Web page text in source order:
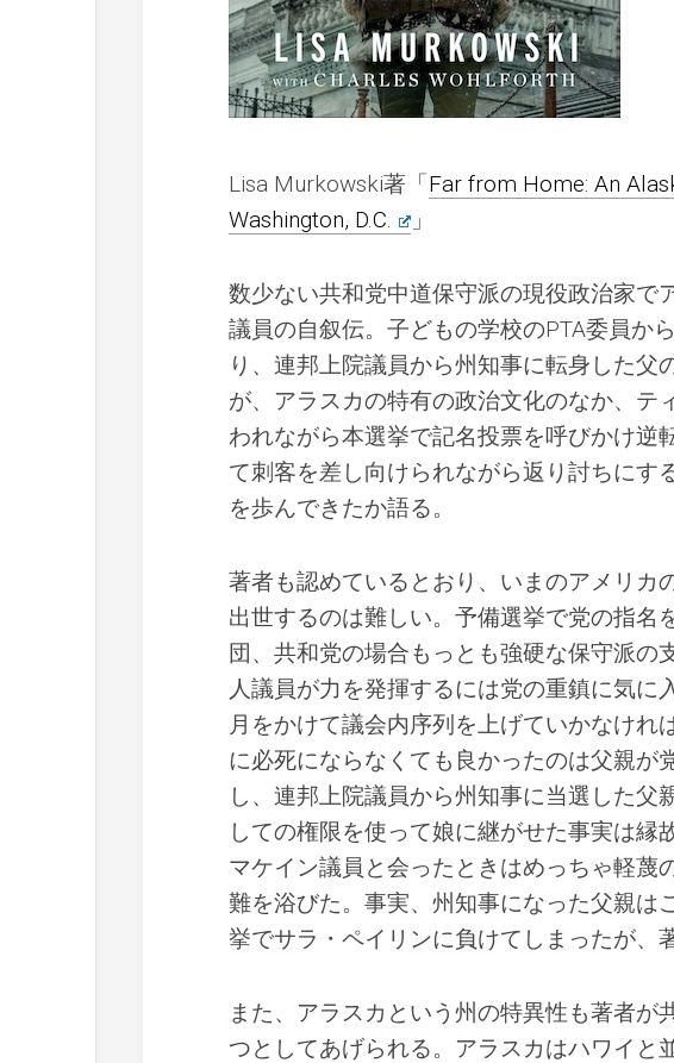
Lisa Murkowski著「Far from Home: An
Washington, D.C.
」
数少ない共和党中道保守派の現役政治家で
議員の自叙伝。子どもの学校のPTA委員か
り、連邦上院議員から州知事に転身した
が、アラスカの特有の政治文化のなか、テ
われながら本選挙で記名投票を呼びかけ逆
て刺客を差し向けられながら返り討ちにす
を歩んできたか語る。
著者も認めているとおり、いまのアメリカ
出世するのは難しい。予備選挙で党の指名
団、共和党の場合もっとも強硬な保守派
人議員が力を発揮するには党の重鎮に気
月をかけて議会内序列を上げていかなけ
に必死にならなくても良かったのは父親が
し、連邦上院議員から州知事に当選した父
しての権限を使って娘に継がせた事実は縁
マケイン議員と会ったときはめっちゃ軽
難を浴びた。事実、州知事になった父親は
挙でサラ・ペイリンに負けてしまったが、
また、アラスカという州の特異性も著者が
つとしてあげられる。アラスカはハワイと